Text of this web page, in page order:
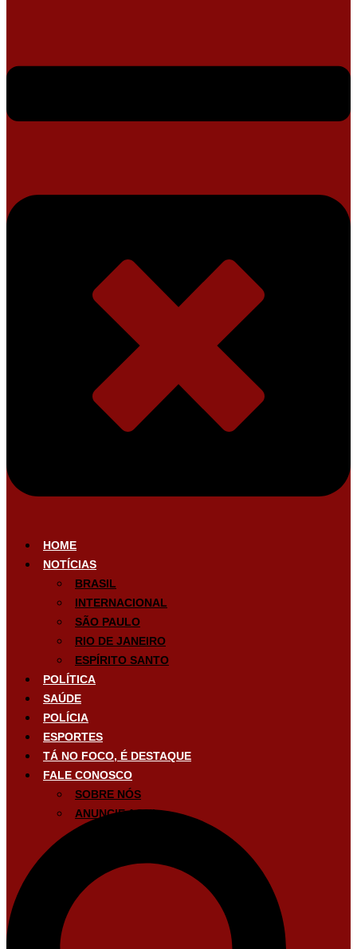
HOME
NOTÍCIAS
BRASIL
INTERNACIONAL
SÃO PAULO
RIO DE JANEIRO
ESPÍRITO SANTO
POLÍTICA
SAÚDE
POLÍCIA
ESPORTES
TÁ NO FOCO, É DESTAQUE
FALE CONOSCO
SOBRE NÓS
ANUNCIE AQUI